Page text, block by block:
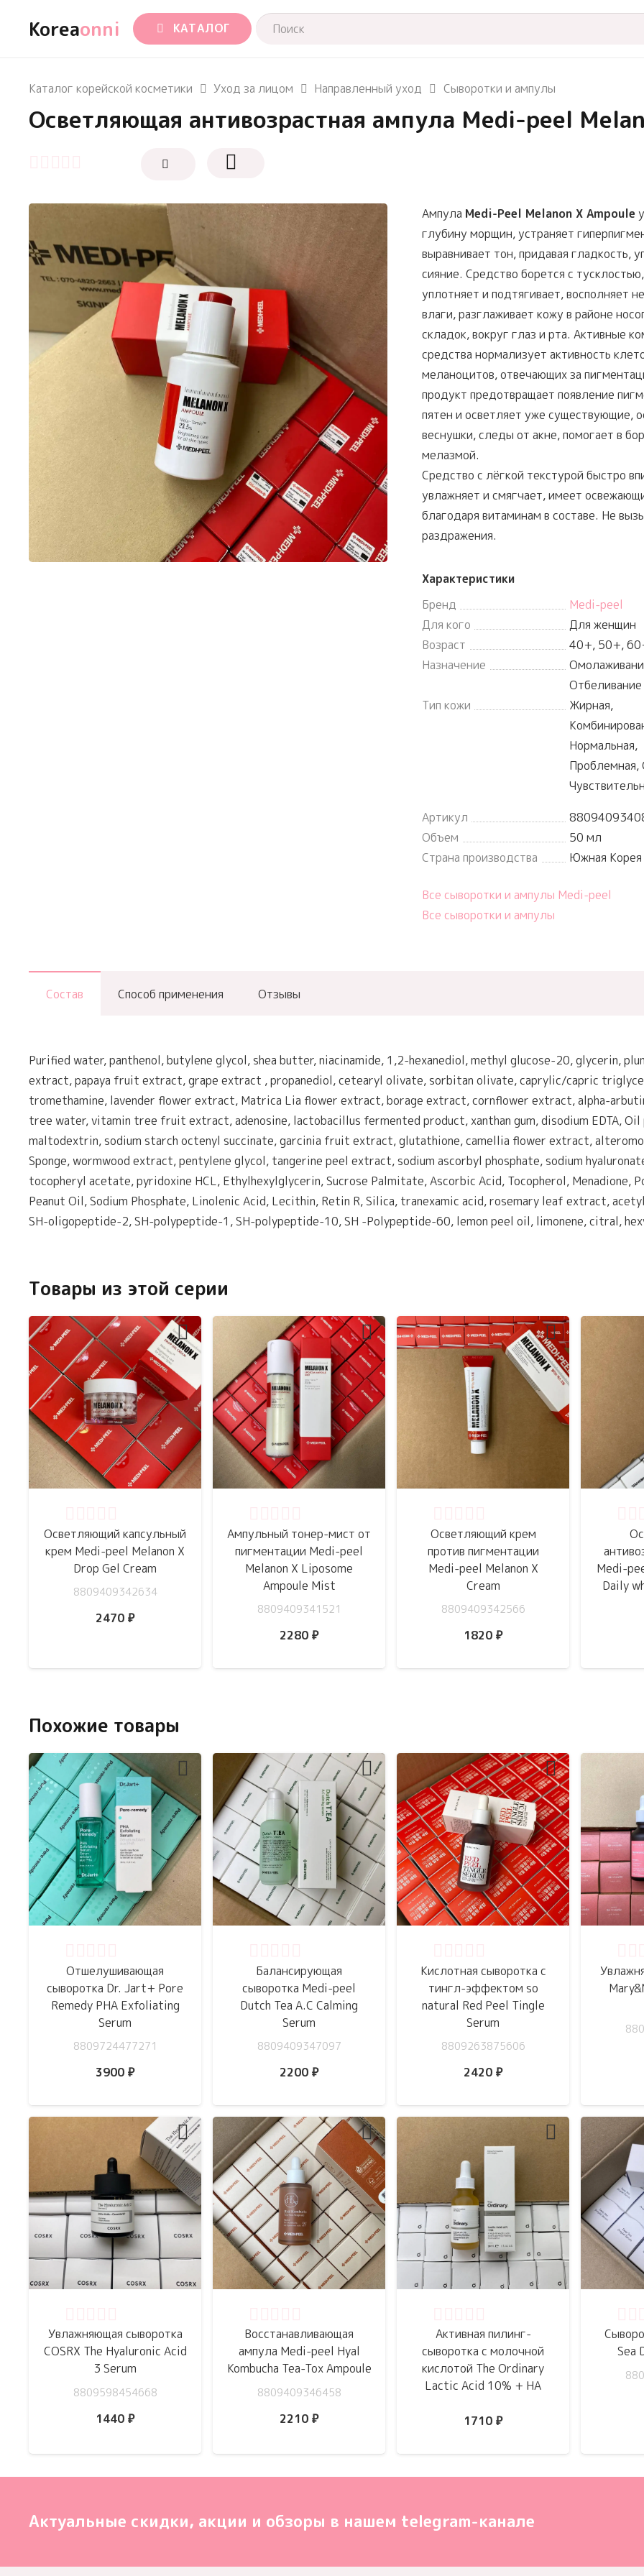
Koreaonni КАТАЛОГ
Каталог корейской косметики Уход за лицом Направленный уход Сыворотки и ампулы
Осветляющая антивозрастная ампула Medi-peel
Ампула Medi-Peel Melanon X Ampoule
глубину морщин, устраняет
выравнивает тон, придавая гладкость,
сияние. Средство борется с тусклостью,
уплотняет и подтягивает, восполняет
влаги, разглаживает кожу в районе
складок, вокруг глаз и рта. Активные
средства нормализует активность
меланоцитов, отвечающих за
продукт предотвращает появление
пятен и осветляет уже существующие,
веснушки, следы от акне, помогает в
мелазмой.
Средство с лёгкой текстурой быстро
увлажняет и смягчает, имеет
благодаря витаминам в составе. Не
раздражения.
Характеристики
Бренд
Medi-peel
Для кого
Для женщин
Возраст
40+, 50+,
Назначение
Отбеливание
Тип кожи
Жирная,
Нормальная,
Проблемная,
Артикул
Объем
50 мл
Страна производства
Южная Корея
Все сыворотки и ампулы Medi-peel
Все сыворотки и ампулы
Состав Способ применения Отзывы
Purified water, panthenol, butylene glycol, shea butter, niacinamide, 1,2-hexanediol, methyl glucose-20, glycerin,
extract, papaya fruit extract, grape extract , propanediol, cetearyl olivate, sorbitan olivate, caprylic/capric
tromethamine, lavender flower extract, Matrica Lia flower extract, borage extract, cornflower extract, alpha-
tree water, vitamin tree fruit extract, adenosine, lactobacillus fermented product, xanthan gum, disodium EDTA,
maltodextrin, sodium starch octenyl succinate, garcinia fruit extract, glutathione, camellia flower extract,
Sponge, wormwood extract, pentylene glycol, tangerine peel extract, sodium ascorbyl phosphate, sodium
tocopheryl acetate, pyridoxine HCL, Ethylhexylglycerin, Sucrose Palmitate, Ascorbic Acid, Tocopherol,
Peanut Oil, Sodium Phosphate, Linolenic Acid, Lecithin, Retin R, Silica, tranexamic acid, rosemary leaf extract,
SH-oligopeptide-2, SH-polypeptide-1, SH-polypeptide-10, SH -Polypeptide-60, lemon peel oil, limonene, citral,
Товары из этой серии
Осветляющий капсульный
крем Medi-peel Melanon X
Drop Gel Cream
8809409342634
2470 ₽
Ампульный тонер-мист от
пигментации Medi-peel
Melanon X Liposome
Ampoule Mist
8809409341521
2280 ₽
Осветляющий крем
против пигментации
Medi-peel Melanon X
Cream
8809409342566
1820 ₽
Medi-
Daily
Похожие товары
Отшелушивающая
сыворотка Dr. Jart+ Pore
Remedy PHA Exfoliating
Serum
8809724477271
3900 ₽
Балансирующая
сыворотка Medi-peel
Dutch Tea A.C Calming
Serum
8809409347097
2200 ₽
Кислотная сыворотка с
тингл-эффектом so
natural Red Peel Tingle
Serum
8809263875606
2420 ₽
Увлажняющая сыворотка
COSRX The Hyaluronic Acid
3 Serum
8809598454668
1440 ₽
Восстанавливающая
ампула Medi-peel Hyal
Kombucha Tea-Tox Ampoule
8809409346458
2210 ₽
Активная пилинг-
сыворотка с молочной
кислотой The Ordinary
Lactic Acid 10% + HA
1710 ₽
Sea
Актуальные скидки, акции и обзоры в нашем telegram-канале